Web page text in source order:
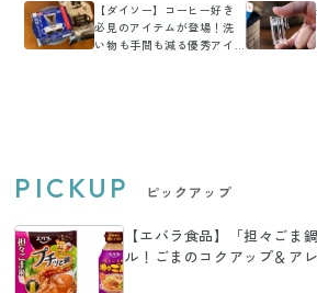
【ダイソー】コーヒー好き
必見のアイテムが登場！洗
い物も手間も減る優秀アイ
PICKUP ピックアップ
【エバラ食品】「担々ごま
ル！ごまのコクアップ＆ア